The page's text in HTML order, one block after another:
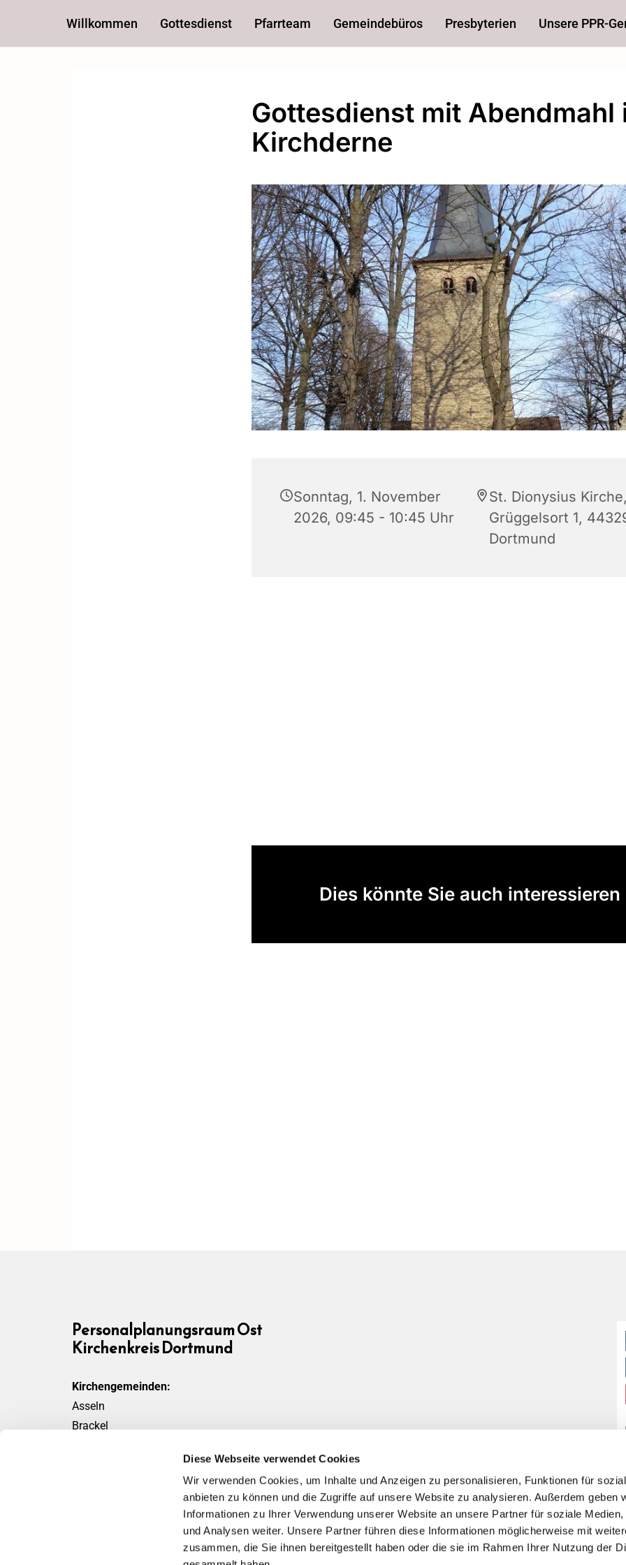
Diese Webseite verwendet Cookies
Wir verwenden Cookies, um Inhalte und Anzeigen zu personalisieren, Funktionen für
anbieten zu können und die Zugriffe auf unsere Website zu analysieren. Außerdem geben
Informationen zu Ihrer Verwendung unserer Website an unsere Partner für soziale Medien,
und Analysen weiter. Unsere Partner führen diese Informationen möglicherweise mit
zusammen, die Sie ihnen bereitgestellt haben oder die sie im Rahmen Ihrer Nutzung der
Willkommen Gottesdienst Pfarrteam Gemeindebüros Presbyterien Unsere PPR-
Gottesdienst mit Abendmahl
Kirchderne
Sonntag, 1. November
2026, 09:45 - 10:45 Uhr
St. Dionysius
Grüggelsort 1,
Dortmund
Dies könnte Sie auch interessieren
Personalplanungsraum Ost
Kirchenkreis Dortmund
Kirchengemeinden:
Asseln
Brackel